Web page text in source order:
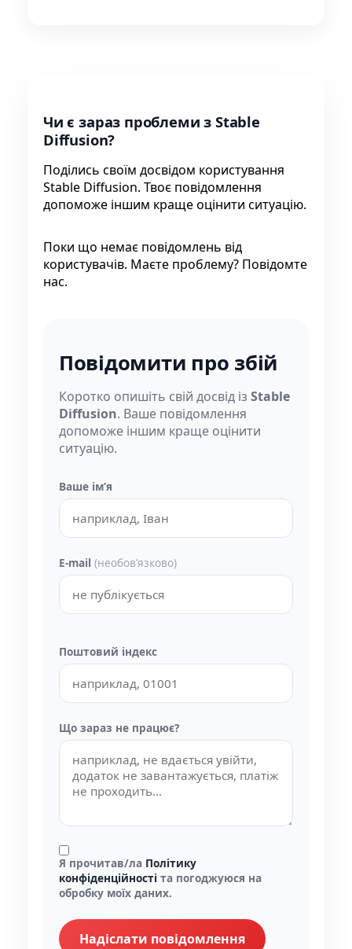
Чи є зараз проблеми з Stable
Diffusion?
Поділись своїм досвідом користування
Stable Diffusion. Твоє повідомлення
допоможе іншим краще оцінити ситуацію.
Поки що немає повідомлень від
користувачів. Маєте проблему? Повідомте
нас.
Повідомити про збій
Коротко опишіть свій досвід із Stable
Diffusion. Ваше повідомлення
допоможе іншим краще оцінити
ситуацію.
Ваше імʼя
E-mail (необовʼязково)
Поштовий індекс
Що зараз не працює?
Я прочитав/ла Політику
конфіденційності та погоджуюся на
обробку моїх даних.
Надіслати повідомлення